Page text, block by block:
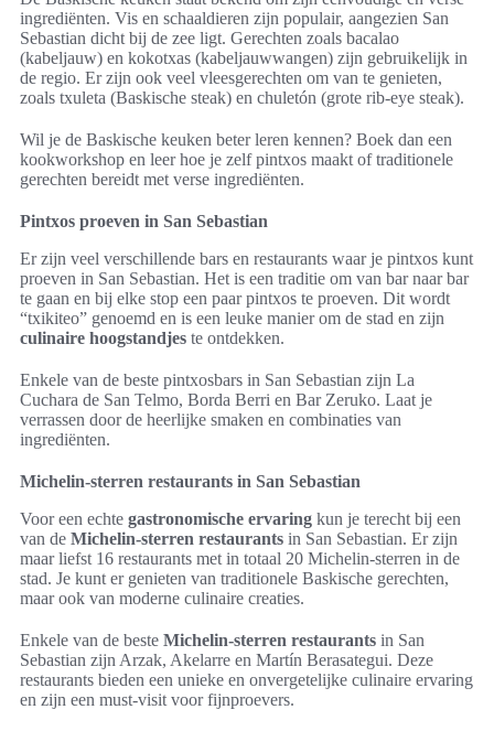
ingrediënten. Vis en schaaldieren zijn populair, aangezien San
Sebastian dicht bij de zee ligt. Gerechten zoals bacalao
(kabeljauw) en kokotxas (kabeljauwwangen) zijn gebruikelijk in
de regio. Er zijn ook veel vleesgerechten om van te genieten,
zoals txuleta (Baskische steak) en chuletón (grote rib-eye steak).
Wil je de Baskische keuken beter leren kennen? Boek dan een
kookworkshop en leer hoe je zelf pintxos maakt of traditionele
gerechten bereidt met verse ingrediënten.
Pintxos proeven in San Sebastian
Er zijn veel verschillende bars en restaurants waar je pintxos kunt
proeven in San Sebastian. Het is een traditie om van bar naar bar
te gaan en bij elke stop een paar pintxos te proeven. Dit wordt
“txikiteo” genoemd en is een leuke manier om de stad en zijn
culinaire hoogstandjes te ontdekken.
Enkele van de beste pintxosbars in San Sebastian zijn La
Cuchara de San Telmo, Borda Berri en Bar Zeruko. Laat je
verrassen door de heerlijke smaken en combinaties van
ingrediënten.
Michelin-sterren restaurants in San Sebastian
Voor een echte gastronomische ervaring kun je terecht bij een
van de Michelin-sterren restaurants in San Sebastian. Er zijn
maar liefst 16 restaurants met in totaal 20 Michelin-sterren in de
stad. Je kunt er genieten van traditionele Baskische gerechten,
maar ook van moderne culinaire creaties.
Enkele van de beste Michelin-sterren restaurants in San
Sebastian zijn Arzak, Akelarre en Martín Berasategui. Deze
restaurants bieden een unieke en onvergetelijke culinaire ervaring
en zijn een must-visit voor fijnproevers.